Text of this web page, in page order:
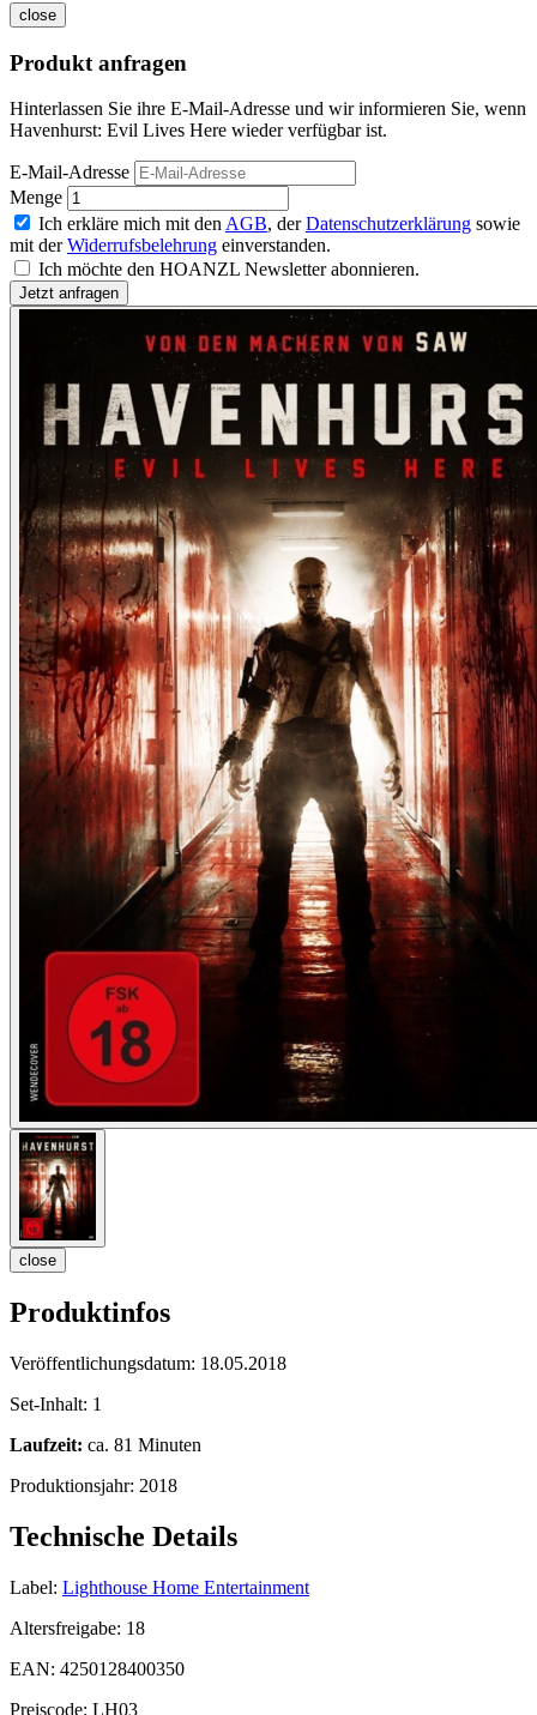
close
Produkt anfragen
Hinterlassen Sie ihre E-Mail-Adresse und wir informieren Sie, wenn
Havenhurst: Evil Lives Here wieder verfügbar ist.
E-Mail-Adresse
Menge
Ich erkläre mich mit den AGB, derDatenschutzerklärung sowie
mit derWiderrufsbelehrung einverstanden.
Ich möchte den HOANZL Newsletter abonnieren.
close
Produktinfos
Veröffentlichungsdatum: 18.05.2018
Set-Inhalt: 1
Laufzeit: ca. 81 Minuten
Produktionsjahr: 2018
Technische Details
Label: Lighthouse Home Entertainment
Altersfreigabe: 18
EAN: 4250128400350
Preiscode: LH03